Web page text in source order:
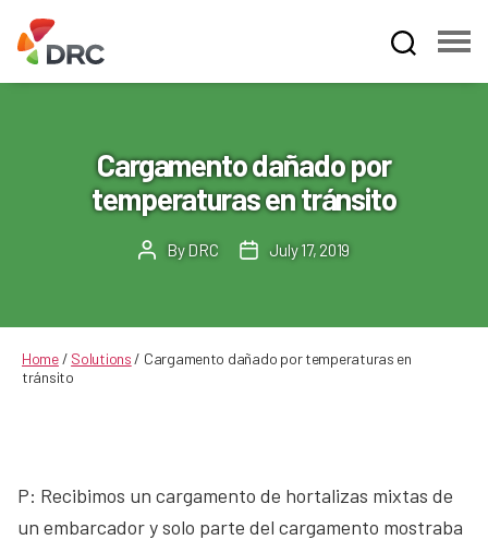
Dispute
Resolution
Corporation
Cargamento dañado por
temperaturas en tránsito
PostBy DRC
PostJuly 17, 2019
Home/ Solutions / Cargamento dañado por temperaturas en
tránsito
P: Recibimos un cargamento de hortalizas mixtas de
un embarcador y solo parte del cargamento mostraba